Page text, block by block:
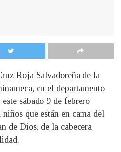
Roja Salvadoreña de la
en el departamento
sábado 9 de febrero
que están en cama del
de Dios, de la cabecera